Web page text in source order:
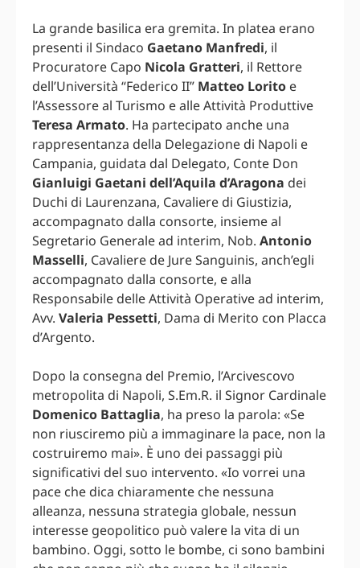
La grande basilica era gremita. In platea erano
presenti il Sindaco Gaetano Manfredi, il
Procuratore Capo Nicola Gratteri, il Rettore
dell’Università “Federico II” Matteo Lorito e
l’Assessore al Turismo e alle Attività Produttive
Teresa Armato. Ha partecipato anche una
rappresentanza della Delegazione di Napoli e
Campania, guidata dal Delegato, Conte Don
Gianluigi Gaetani dell’Aquila d’Aragona dei
Duchi di Laurenzana, Cavaliere di Giustizia,
accompagnato dalla consorte, insieme al
Segretario Generale ad interim, Nob. Antonio
Masselli, Cavaliere de Jure Sanguinis, anch’egli
accompagnato dalla consorte, e alla
Responsabile delle Attività Operative ad interim,
Avv. Valeria Pessetti, Dama di Merito con Placca
d’Argento.
Dopo la consegna del Premio, l’Arcivescovo
metropolita di Napoli, S.Em.R. il Signor Cardinale
Domenico Battaglia, ha preso la parola: «Se
non riusciremo più a immaginare la pace, non la
costruiremo mai». È uno dei passaggi più
significativi del suo intervento. «Io vorrei una
pace che dica chiaramente che nessuna
alleanza, nessuna strategia globale, nessun
interesse geopolitico può valere la vita di un
bambino. Oggi, sotto le bombe, ci sono bambini